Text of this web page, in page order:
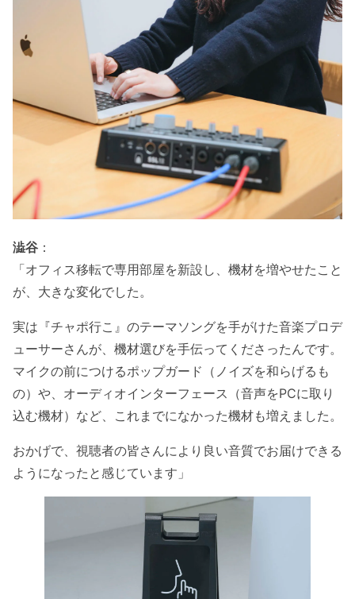
澁谷 ：
「オフィス移転で専用部屋を新設し、機材を増やせたこと
が、大きな変化でした。
実は『チャポ行こ』のテーマソングを手がけた音楽プロデ
ューサーさんが、機材選びを手伝ってくださったんです。
マイクの前につけるポップガード（ノイズを和らげるも
の）や、オーディオインターフェース（音声をPCに取り
込む機材）など、これまでになかった機材も増えました。
おかげで、視聴者の皆さんにより良い音質でお届けできる
ようになったと感じています」